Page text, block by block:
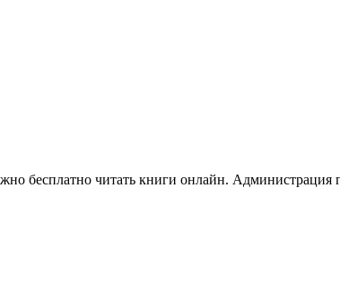
бесплатно читать книги онлайн. Администрация